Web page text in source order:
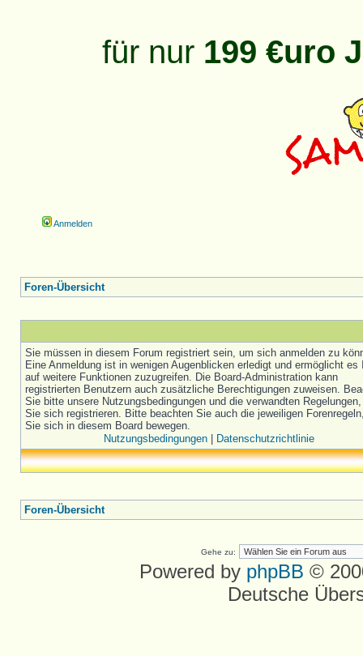
für nur 199 €uro
Anmelden
Foren-Übersicht
Sie müssen in diesem Forum registriert sein, um sich anmelden zu
Eine Anmeldung ist in wenigen Augenblicken erledigt und ermöglicht es
auf weitere Funktionen zuzugreifen. Die Board-Administration kann
registrierten Benutzern auch zusätzliche Berechtigungen zuweisen.
Sie bitte unsere Nutzungsbedingungen und die verwandten
Sie sich registrieren. Bitte beachten Sie auch die jeweiligen
Sie sich in diesem Board bewegen.
Nutzungsbedingungen| Datenschutzrichtlinie
Foren-Übersicht
Gehe zu:
Powered by phpBB ©
Deutsche